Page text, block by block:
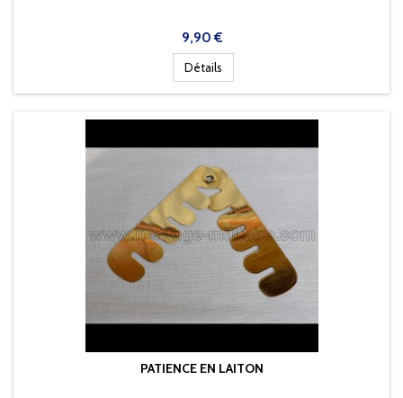
Prix
9,90 €
Détails
PATIENCE EN LAITON